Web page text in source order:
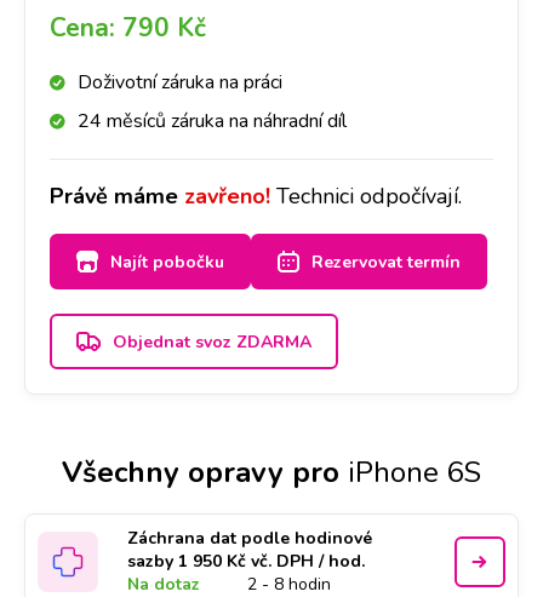
jaké míry kapalina přístroj poškodila. V některých
případech pro funkčnost stačí samotná deoxidace. V
některých případech je třeba následná oprava.
Primárně provedeme deoxidaci zařízení od kapaliny,
deoxidace plně povedla, popř. co je třeba opravit a
za jakou cenu. O všem Vás budeme informovat.
Jelikož se jedná o náročnější proces, doba trvání je
2-3 dny.
Cena: 790 Kč
Doživotní záruka na práci
24 měsíců záruka na náhradní díl
Právě máme zavřeno! Technici odpočívají.
Najít pobočku Rezervovat termín
Objednat svoz ZDARMA
Všechny opravy pro iPhone 6S
Záchrana dat podle hodinové
sazby 1 950 Kč vč. DPH / hod.
Na dotaz
2 - 8 hodin